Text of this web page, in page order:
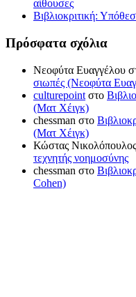
αίθουσες
Βιβλιοκριτική:
Πρόσφατα σχόλια
Νεοφύτα Ευαγγέλου
σιωπές (Νεοφύτα
culturepoint στο
(Ματ Χέιγκ)
chessman στο
(Ματ Χέιγκ)
Κώστας Νικολόπουλος
τεχνητής νοημοσύνης
chessman στο
Cohen)